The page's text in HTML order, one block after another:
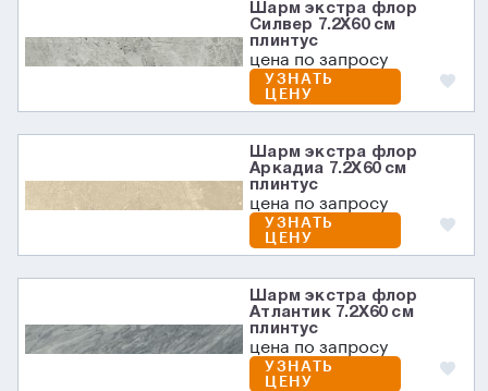
Шарм экстра флор
Силвер 7.2X60 см
плинтус
цена по запросу
УЗНАТЬ
ЦЕНУ
Шарм экстра флор
Аркадиа 7.2X60 см
плинтус
цена по запросу
УЗНАТЬ
ЦЕНУ
Шарм экстра флор
Атлантик 7.2X60 см
плинтус
цена по запросу
УЗНАТЬ
ЦЕНУ